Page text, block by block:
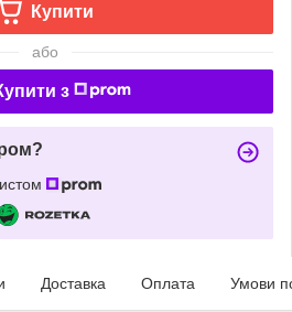
Купити
або
з
Доставка Оплата Умови